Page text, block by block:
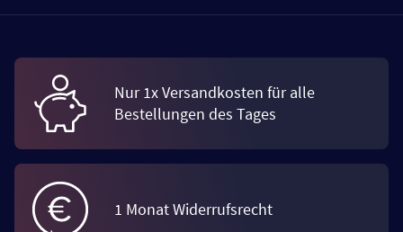
Nur 1x Versandkosten für alle
Bestellungen des Tages
1 Monat Widerrufsrecht